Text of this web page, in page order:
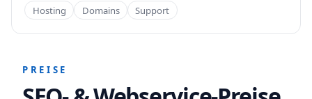
Hosting Domains Support
PREISE